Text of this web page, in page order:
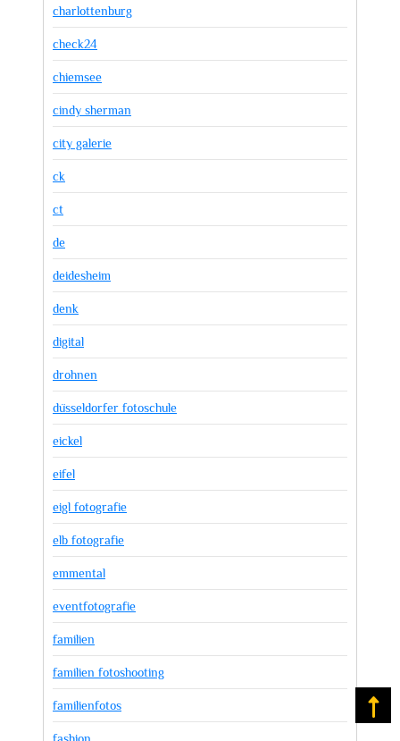
charlottenburg
check24
chiemsee
cindy sherman
city galerie
ck
ct
de
deidesheim
denk
digital
drohnen
düsseldorfer fotoschule
eickel
eifel
eigl fotografie
elb fotografie
emmental
eventfotografie
familien
familien fotoshooting
familienfotos